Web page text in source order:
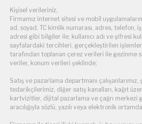
Kişisel verileriniz,
Firmamız internet sitesi ve mobil
ad, soyad, TC kimlik numarası, adres, telefon,
adresi gibi bilgiler ile; kullanıcı adı ve şifresi
sayfalardaki tercihleri, gerçekleştirilen
tarafından toplanan çerez verileri ile gezinme
veriler, konum verileri şeklinde;
Satış ve pazarlama departmanı
tedarikçilerimiz, diğer satış kanalları, kağıt
kartvizitler, dijital pazarlama ve çağrı merkezi
aracılığıyla sözlü, yazılı veya elektronik